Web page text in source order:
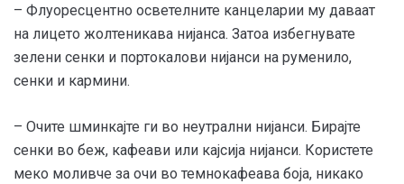
– Флуоресцентно осветелните канцеларии му даваат
на лицето жолтеникава нијанса. Затоа избегнувате
зелени сенки и портокалови нијанси на руменило,
сенки и кармини.
– Очите шминкајте ги во неутрални нијанси. Бирајте
сенки во беж, кафеави или кајсија нијанси. Користете
меко моливче за очи во темнокафеава боја, никако